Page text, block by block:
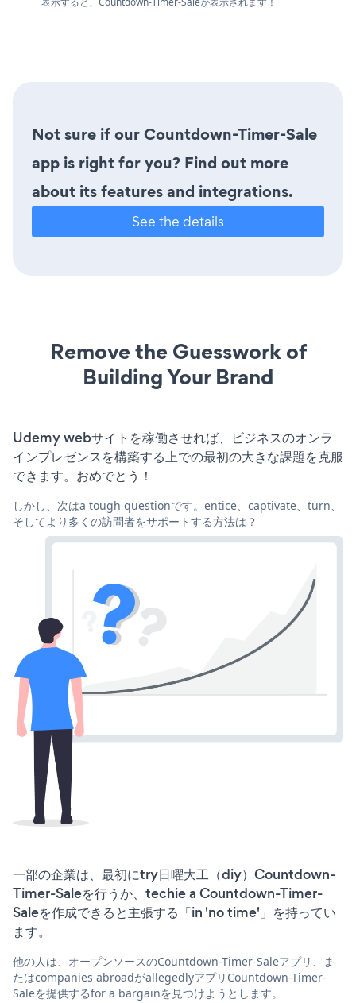
Not sure if our Countdown-Timer-Sale
app is right for you? Find out more
about its features and integrations.
See the details
Remove the Guesswork of
Building Your Brand
Udemy webサイトを稼働させれば、ビジネスのオンラ
インプレゼンスを構築する上での最初の大きな課題を克服
できます。おめでとう！
しかし、次はa tough questionです。entice、captivate、turn、
そしてより多くの訪問者をサポートする方法は？
一部の企業は、最初にtry日曜大工（diy）Countdown-
Timer-Saleを行うか、techie a Countdown-Timer-
Saleを作成できると主張する「in 'no time'」を持ってい
ます。
他の人は、オープンソースのCountdown-Timer-Saleアプリ、ま
たはcompanies abroadがallegedlyアプリCountdown-Timer-
Saleを提供するfor a bargainを見つけようとします。